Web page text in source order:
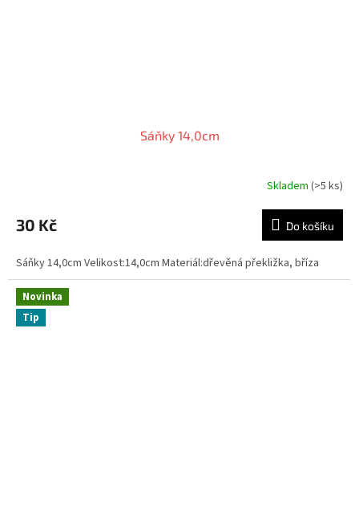
Sáňky 14,0cm
Skladem (>5 ks)
30 Kč Do košíku
Sáňky 14,0cm Velikost:14,0cm Materiál:dřevěná překližka, bříza
Novinka
Tip